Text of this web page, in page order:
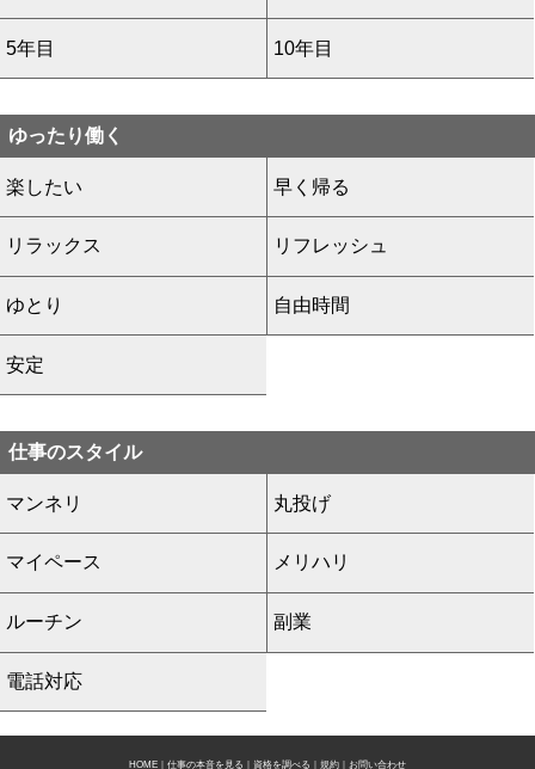
5年目 10年目
ゆったり働く
楽したい 早く帰る
リラックス リフレッシュ
ゆとり 自由時間
安定
仕事のスタイル
マンネリ 丸投げ
マイペース メリハリ
ルーチン 副業
電話対応
HOME 仕事の本音を見る 資格を調べる 規約 お問い合わせ